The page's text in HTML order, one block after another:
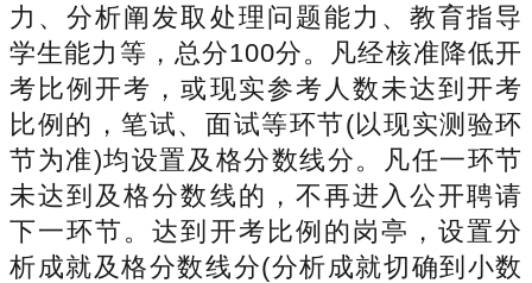
力、分析阐发取处理问题能力、教育指导
学生能力等，总分100分。凡经核准降低开
考比例开考，或现实参考人数未达到开考
比例的，笔试、面试等环节(以现实测验环
节为准)均设置及格分数线分。凡任一环节
未达到及格分数线的，不再进入公开聘请
下一环节。达到开考比例的岗亭，设置分
析成就及格分数线分(分析成就切确到小数